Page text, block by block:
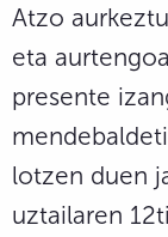
Atzo
eta
presente
lotzen duen
uztailaren